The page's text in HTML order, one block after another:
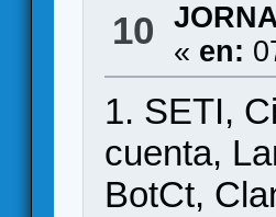
10
« en:
1. SETI,
cuenta,
BotCt,